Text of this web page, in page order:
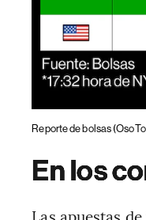
Reporte de bolsas
En los